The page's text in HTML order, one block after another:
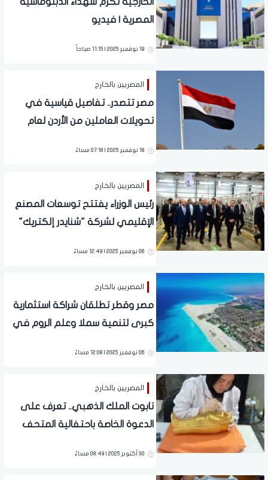
المصرية | فيديو
19 نوفمبر 2025 | 11:15 صباحاً
المصريين بالخارج
مصر تتصدر.. تفاصيل قياسية في
تحويلات العاملين من الأردن لعام
18 نوفمبر 2025 | 07:18 مساءً
المصريين بالخارج
رئيس الوزراء يفتتح توسعات المصنع
الإقليمي لشركة "شنايدر إلكتريك"
06 نوفمبر 2025 | 12:49 مساءً
المصريين بالخارج
مصر وقطر تطلقان شراكة استثمارية
كبرى لتنمية سملا وعلم الروم في
06 نوفمبر 2025 | 12:08 مساءً
المصريين بالخارج
تابوت الملك الذهبي.. تعرف على
الدعوة الخاصة باحتفالية المتحف
30 أكتوبر 2025 | 08:49 مساءً